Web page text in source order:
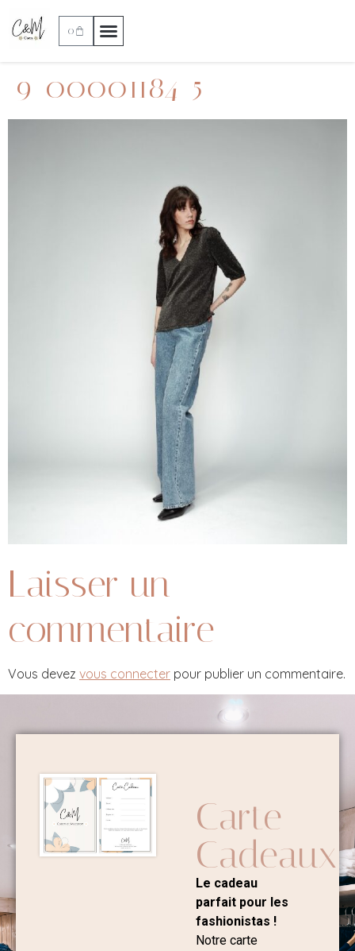
0
9_00001184_5
Laisser un
commentaire
Vous devez vous connecter pour publier un commentaire.
Carte
Cadeaux
Le cadeau
parfait pour les
fashionistas !
Notre carte